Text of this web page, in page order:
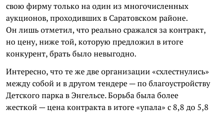
свою фирму только на один из многочисленных
аукционов, проходивших в Саратовском районе.
Он лишь отметил, что реально сражался за контракт,
но цену, ниже той, которую предложил в итоге
конкурент, брать было невыгодно.
Интересно, что те же две организации «схлестнулись»
между собой и в другом тендере — по благоустройству
Детского парка в Энгельсе. Борьба была более
жесткой — цена контракта в итоге «упала» с 8,8 до 5,8